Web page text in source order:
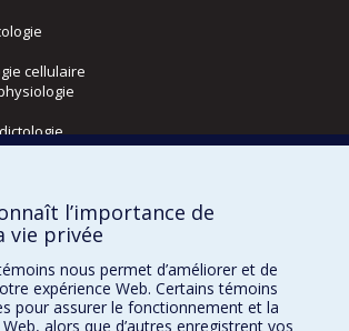
cellulaire
et médecine nucléaire
l’importance de
vie privée
nous permet d’améliorer et de
expérience Web. Certains témoins
pour assurer le fonctionnement et la
alors que d’autres enregistrent vos